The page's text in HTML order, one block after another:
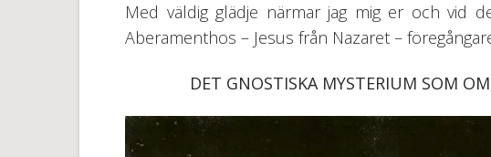
Med väldig glädje närmar jag mig er och vid
Aberamenthos – Jesus från Nazaret –
DET GNOSTISKA MYSTERIUM SOM